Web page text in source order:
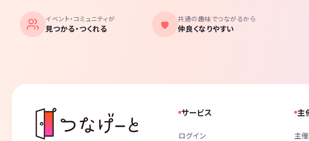
イベント・コミュニティが
見つかる・つくれる
共通の趣味でつながるから
仲良くなりやすい
サービス
ログイン
主
主